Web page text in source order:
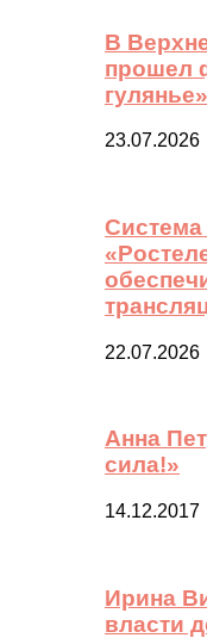
В
прошел
гулянье»
23.07.2026
22.07.2026
Анна
сила!»
14.12.2017
Ирина
власти